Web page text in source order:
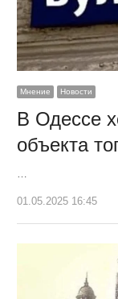
Мнение Новости
В Одессе
объекта
…
01.05.2025 16:45